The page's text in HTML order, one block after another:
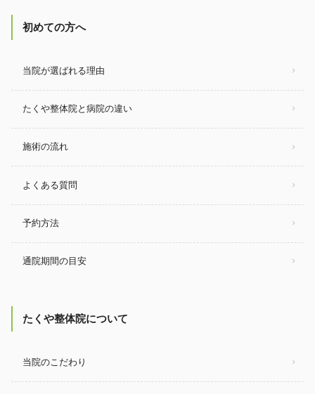
初めての方へ
当院が選ばれる理由
たくや整体院と病院の違い
施術の流れ
よくある質問
予約方法
通院期間の目安
たくや整体院について
当院のこだわり